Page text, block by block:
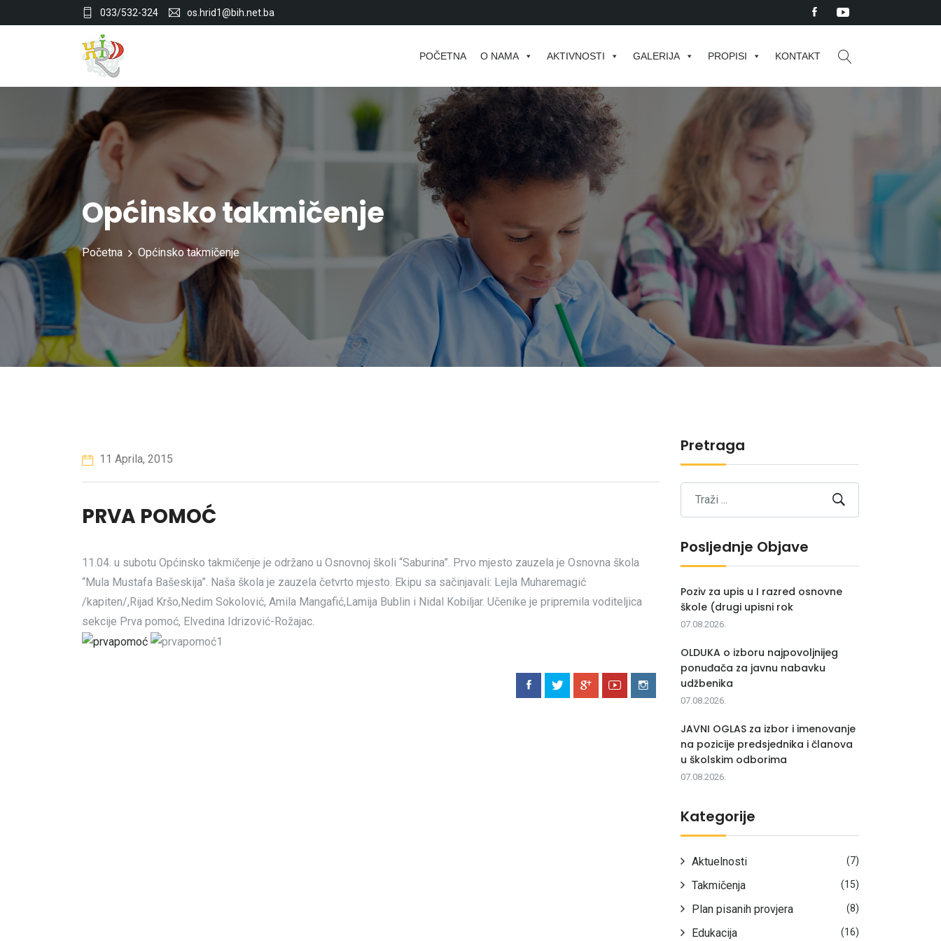
033/532-324 os.hrid1@bih.net.ba
POČETNA O NAMA AKTIVNOSTI GALERIJA PROPISI KONTAKT
Općinsko takmičenje
Početna Općinsko takmičenje
11 Aprila, 2015
PRVA POMOĆ
11.04. u subotu Općinsko takmičenje je održano u Osnovnoj školi “Saburina”. Prvo mjesto zauzela je Osnovna škola
“Mula Mustafa Bašeskija”. Naša škola je zauzela četvrto mjesto. Ekipu sa sačinjavali: Lejla Muharemagić
/kapiten/,Rijad Kršo,Nedim Sokolović, Amila Mangafić,Lamija Bublin i Nidal Kobiljar. Učenike je pripremila voditeljica
sekcije Prva pomoć, Elvedina Idrizović-Rožajac.
Pretraga
Posljednje Objave
Poziv za upis u I razred osnovne
škole (drugi upisni rok
07.08.2026.
OLDUKA o izboru najpovoljnijeg
ponuđača za javnu nabavku
udžbenika
07.08.2026.
JAVNI OGLAS za izbor i imenovanje
na pozicije predsjednika i članova
u školskim odborima
07.08.2026.
Kategorije
Aktuelnosti (7)
Takmičenja (15)
Plan pisanih provjera (8)
Edukacija (16)